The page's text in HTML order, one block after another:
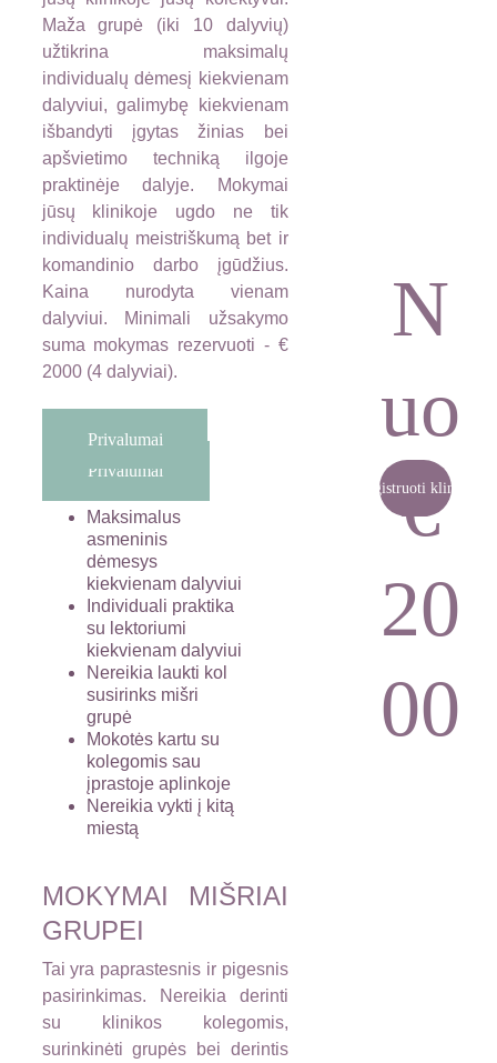
€
2000
Maža grupė (iki 10 dalyvių)
užtikrina maksimalų
individualų dėmesį kiekvienam
dalyviui, galimybę kiekvienam
išbandyti įgytas žinias bei
apšvietimo techniką ilgoje
praktinėje dalyje. Mokymai
jūsų klinikoje ugdo ne tik
individualų meistriškumą bet ir
komandinio darbo įgūdžius.
Kaina nurodyta vienam
dalyviui. Minimali užsakymo
suma mokymas rezervuoti - €
2000 (4 dalyviai).
Maksimalus
asmeninis
dėmesys
kiekvienam dalyviui
Individuali praktika
su lektoriumi
kiekvienam dalyviui
Nereikia laukti kol
susirinks mišri
grupė
Mokotės kartu su
kolegomis sau
įprastoje aplinkoje
Nereikia vykti į kitą
miestą
Privalumai
Registruoti kliniką
N
uo
€
20
00
Privalumai
MOKYMAI MIŠRIAI
GRUPEI
Tai yra paprastesnis ir pigesnis
pasirinkimas. Nereikia derinti
su klinikos kolegomis,
surinkinėti grupės bei derintis